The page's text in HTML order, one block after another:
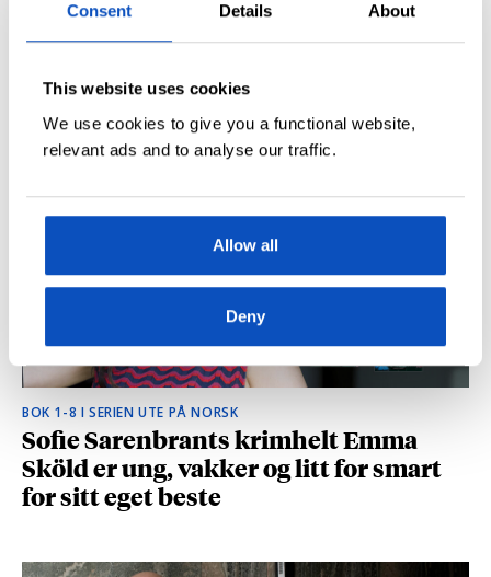
Consent Details About
This website uses cookies
We use cookies to give you a functional website,
relevant ads and to analyse our traffic.
Allow all
Deny
BRITISK STJERNESKUDD
Kåret til en av Storbritannias beste
unge forfattere: – Fantastisk å høre
hvilke deler som fikk folk til å le høyt
BOK 1-8 I SERIEN UTE PÅ NORSK
Sofie Sarenbrants krimhelt Emma
Sköld er ung, vakker og litt for smart
for sitt eget beste